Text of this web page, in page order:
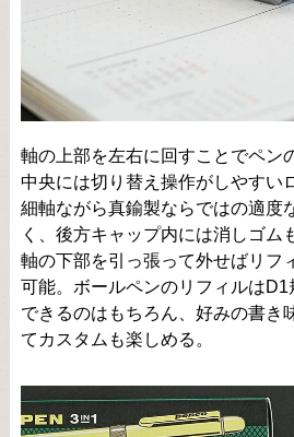
軸の上部を左右に回すことでペン
中央には切り替え操作がしやすい
細軸ながら真鍮製ならではの適度
く、後方キャップ内には消しゴム
軸の下部を引っ張って外せばリフ
可能。ボールペンのリフィルは
できるのはもちろん、好みの書き
てカスタムも楽しめる。